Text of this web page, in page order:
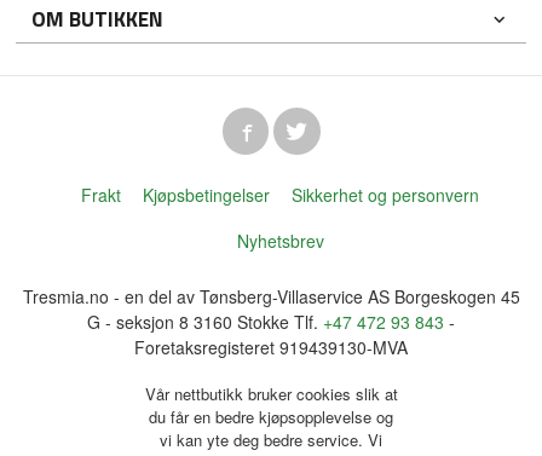
OM BUTIKKEN
Frakt Kjøpsbetingelser
Sikkerhet og personvern
Nyhetsbrev
Tresmia.no - en del av Tønsberg-Villaservice AS Borgeskogen 45
G - seksjon 8 3160 Stokke Tlf. +47 472 93 843 -
Foretaksregisteret 919439130-MVA
Vår nettbutikk bruker cookies slik at
du får en bedre kjøpsopplevelse og
vi kan yte deg bedre service. Vi